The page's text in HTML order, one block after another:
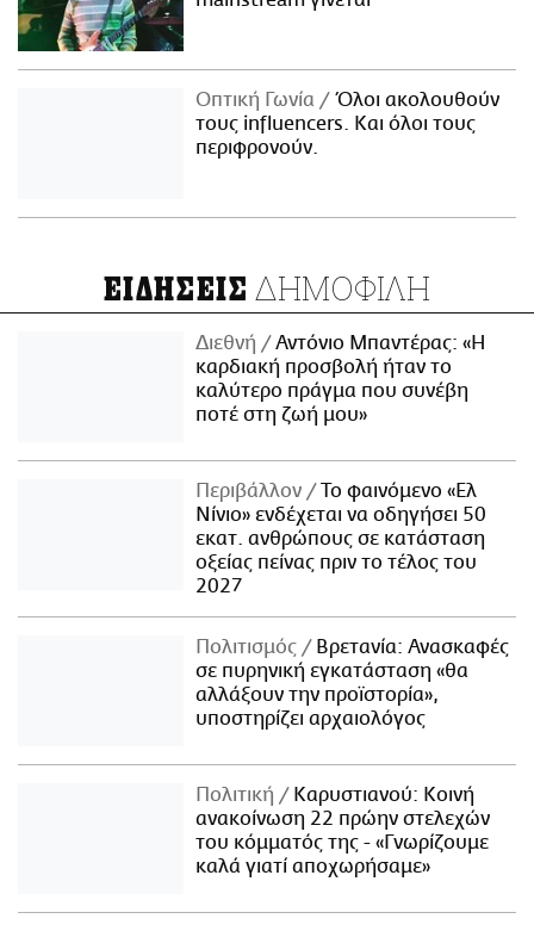
Οπτική Γωνία
Όλοι ακολουθούν
τους influencers. Και όλοι τους
περιφρονούν.
ΕΙΔΗΣΕΙΣ ΔΗΜΟΦΙΛΗ
Διεθνή
Αντόνιο Μπαντέρας: «Η
καρδιακή προσβολή ήταν το
καλύτερο πράγμα που συνέβη
ποτέ στη ζωή μου»
Περιβάλλον
Το φαινόμενο «Ελ
Νίνιο» ενδέχεται να οδηγήσει 50
εκατ. ανθρώπους σε κατάσταση
οξείας πείνας πριν το τέλος του
2027
Πολιτισμός
Βρετανία: Ανασκαφές
σε πυρηνική εγκατάσταση «θα
αλλάξουν την προϊστορία»,
υποστηρίζει αρχαιολόγος
Πολιτική
Καρυστιανού: Κοινή
ανακοίνωση 22 πρώην στελεχών
του κόμματός της - «Γνωρίζουμε
καλά γιατί αποχωρήσαμε»